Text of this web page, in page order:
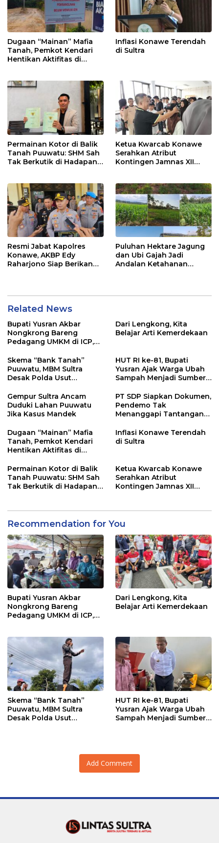
Dugaan “Mainan” Mafia
Tanah, Pemkot Kendari
Hentikan Aktifitas di
Inflasi Konawe Terendah
di Sultra
Permainan Kotor di Balik
Tanah Puuwatu: SHM Sah
Tak Berkutik di Hadapan
Ketua Kwarcab Konawe
Serahkan Atribut
Kontingen Jamnas XII
Resmi Jabat Kapolres
Konawe, AKBP Edy
Raharjono Siap Berikan
Puluhan Hektare Jagung
dan Ubi Gajah Jadi
Andalan Ketahanan
Related News
Bupati Yusran Akbar
Nongkrong Bareng
Pedagang UMKM di ICP,
Hidupkan Ekonomi
Kerakyatan
Dari Lengkong, Kita
Belajar Arti Kemerdekaan
Skema “Bank Tanah”
Puuwatu, MBM Sultra
Desak Polda Usut
Kadin
HUT RI ke-81, Bupati
Yusran Ajak Warga Ubah
Sampah Menjadi Sumber
Gempur Sultra Ancam
Duduki Lahan Puuwatu
Jika Kasus Mandek
PT SDP Siapkan Dokumen,
Pendemo Tak
Menanggapi Tantangan
Dugaan “Mainan” Mafia
Tanah, Pemkot Kendari
Hentikan Aktifitas di
Inflasi Konawe Terendah
di Sultra
Permainan Kotor di Balik
Tanah Puuwatu: SHM Sah
Tak Berkutik di Hadapan
Ketua Kwarcab Konawe
Serahkan Atribut
Kontingen Jamnas XII
Recommendation for You
Bupati Yusran Akbar
Nongkrong Bareng
Pedagang UMKM di ICP,
Kerakyatan
Dari Lengkong, Kita
Belajar Arti Kemerdekaan
Skema “Bank Tanah”
Puuwatu, MBM Sultra
Desak Polda Usut
HUT RI ke-81, Bupati
Yusran Ajak Warga Ubah
Sampah Menjadi Sumber
Add Comment